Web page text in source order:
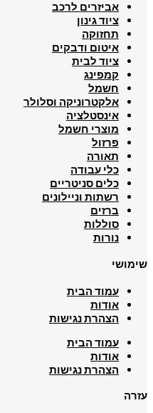
אביזרים לרכב
ציוד גינון
תחזוקה
איטום ודבקים
ציוד לבית
קמפינג
חשמל
אלקטרוניקה וסלולר
אינסטלציה
מוצרי חשמל
פרזול
תאורה
כלי עבודה
כלים סניטריים
רשתות וניילונים
ברזים
סוללות
נורות
שימושי
עמוד הבית
אודות
הצהרת נגישות
עמוד הבית
אודות
הצהרת נגישות
עזרה